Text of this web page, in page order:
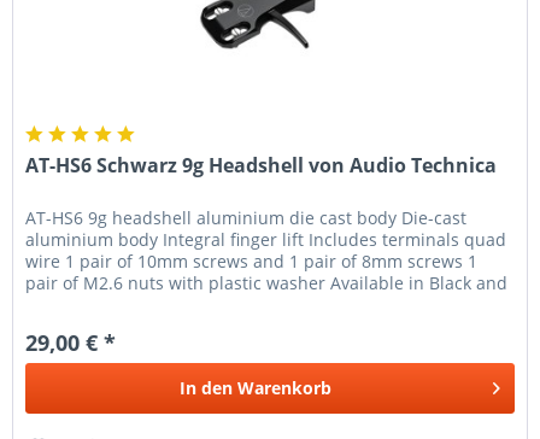
AT-HS6 Schwarz 9g Headshell von Audio Technica
AT-HS6 9g headshell aluminium die cast body Die-cast
aluminium body Integral finger lift Includes terminals quad
wire 1 pair of 10mm screws and 1 pair of 8mm screws 1
pair of M2.6 nuts with plastic washer Available in Black and
29,00 € *
In den Warenkorb